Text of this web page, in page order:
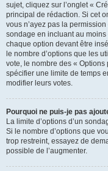
sujet, cliquez sur l’onglet «
principal de rédaction. Si cet
vous n’ayez pas la
sondage en incluant au
chaque option devant être
le nombre d’options que les
vote, le nombre des «
spécifier une limite de temps
modifier leurs votes.
Pourquoi ne puis-je pas
La limite d’options d’un
Si le nombre d’options que
trop restreint, essayez de
possible de l’augmenter.